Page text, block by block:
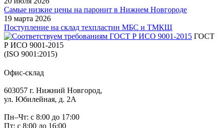
Самые низкие цены на паронит в Нижнем Новгороде
19 марта 2026
Поступление на склад техпластин МБС и ТМКЩ
ГОСТ
Р ИСО 9001-2015
(ISO 9001:2015)
Офис-склад
603057 г. Нижний Новгород,
ул. Юбилейная, д. 2А
Пн–Чт: с 8:00 до 17:00
Пт: с 8:00 до 16:00